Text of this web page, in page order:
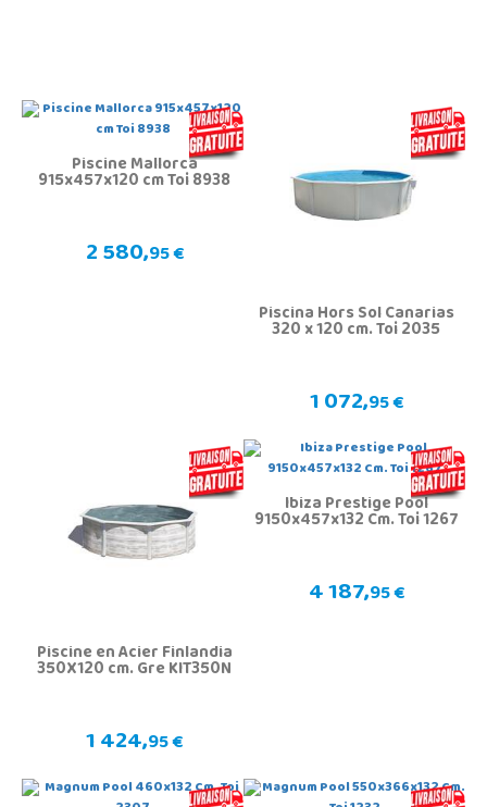
Piscine Mallorca
915x457x120 cm Toi 8938
2 580,95 €
Piscina Hors Sol Canarias
320 x 120 cm. Toi 2035
1 072,95 €
Piscine en Acier Finlandia
350X120 cm. Gre KIT350N
1 424,95 €
Ibiza Prestige Pool
9150x457x132 Cm. Toi 1267
4 187,95 €